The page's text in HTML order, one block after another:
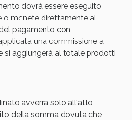
dovrà essere eseguito
o monete direttamente al
pagamento con
una commissione a
si aggiungerà al totale prodotti
avverrà solo all'atto
della somma dovuta che
le offerte di Oggi